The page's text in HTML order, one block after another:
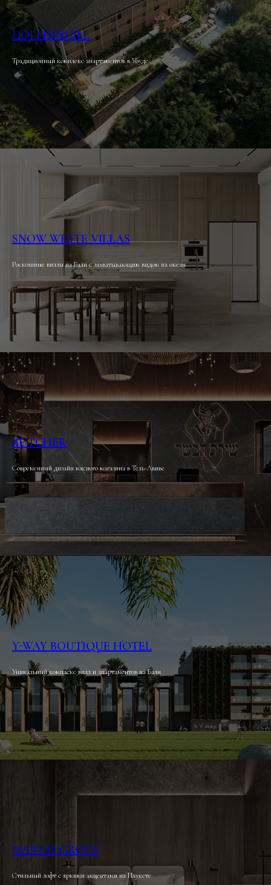
DOLPHINHILL
Традиционный комплекс апартаментов в Убуде
SNOW WHITE VILLAS
Роскошные виллы на Бали с захватывающим видом на океан
BUTCHER
Современный дизайн мясного магазина в Тель-Авиве
Y-WAY BOUTIQUE HOTEL
Уникальный комплекс вилл и апартаментов на Бали
MANGO GROVE
Стильный лофт с яркими акцентами на Пхукете